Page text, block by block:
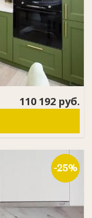
110 192 руб.
-25%